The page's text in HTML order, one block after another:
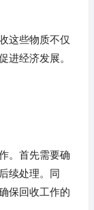
这些物质不仅
进经济发展。
。首先需要确
续处理。同
保回收工作的